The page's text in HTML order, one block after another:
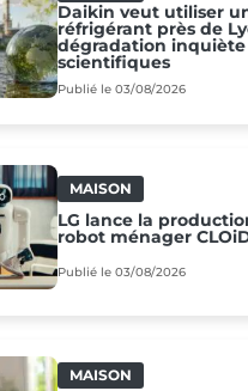
Daikin veut utiliser
réfrigérant près de
dégradation inquiète
scientifiques
Publié le 03/08/2026
MAISON
LG lance la
robot ménager
Publié le 03/08/2026
MAISON